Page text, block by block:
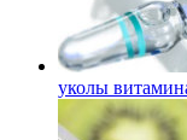
уколы